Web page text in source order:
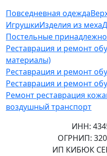
Повседневная одежда
ИгрушкиИзделия из меха
Постельные
Реставрация и ремонт
материалы)
Реставрация и ремонт
Реставрация и ремонт
Ремонт реставрация
воздушный транспорт
ИНН:
ОГРНИП:
ИП КИБЮК